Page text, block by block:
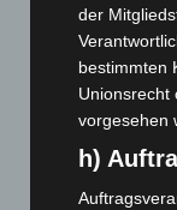
September 2025
August 2025(90)
Juli 2025(90)
Juni 2025(103)
Mai 2025(112)
April 2025(88)
der
bestimmten
Unionsrecht
vorgesehen
h)